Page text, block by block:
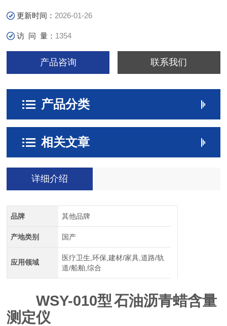
更新时间： 2026-01-26
访 问 量： 1354
产品咨询 联系我们
产品分类
相关文章
详细介绍
品牌 其他品牌
产地类别 国产
应用领域
医疗卫生,环保,建材/家具,道路/轨
道/船舶,综合
WSY-010型 石油沥青蜡含量
测定仪